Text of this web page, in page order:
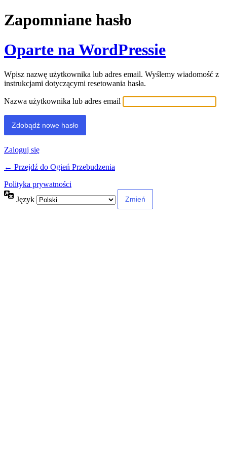
Zapomniane hasło
Oparte na WordPressie
Wpisz nazwę użytkownika lub adres email. Wyślemy wiadomość z
instrukcjami dotyczącymi resetowania hasła.
Nazwa użytkownika lub adres email
Zaloguj się
← Przejdź do Ogień Przebudzenia
Polityka prywatności
Język